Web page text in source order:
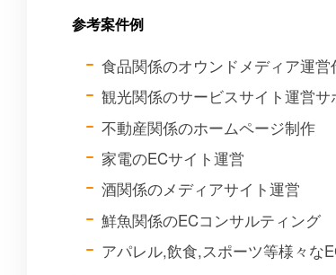
参考案件例
食品関係のオウンドメディア運営
観光関係のサービスサイト運営サ
不動産関係のホームページ制作
家電のECサイト運営
酒関係のメディアサイト運営
鮮魚関係のECコンサルティング
アパレル,飲食,スポーツ等様々な